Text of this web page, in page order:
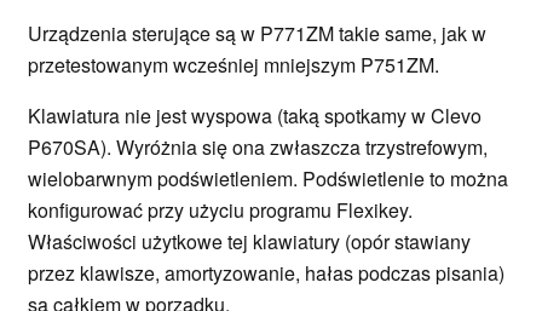
Urządzenia sterujące są w P771ZM takie same, jak w
przetestowanym wcześniej mniejszym P751ZM.
Klawiatura nie jest wyspowa (taką spotkamy w Clevo
P670SA). Wyróżnia się ona zwłaszcza trzystrefowym,
wielobarwnym podświetleniem. Podświetlenie to można
konfigurować przy użyciu programu Flexikey.
Właściwości użytkowe tej klawiatury (opór stawiany
przez klawisze, amortyzowanie, hałas podczas pisania)
są całkiem w porządku.